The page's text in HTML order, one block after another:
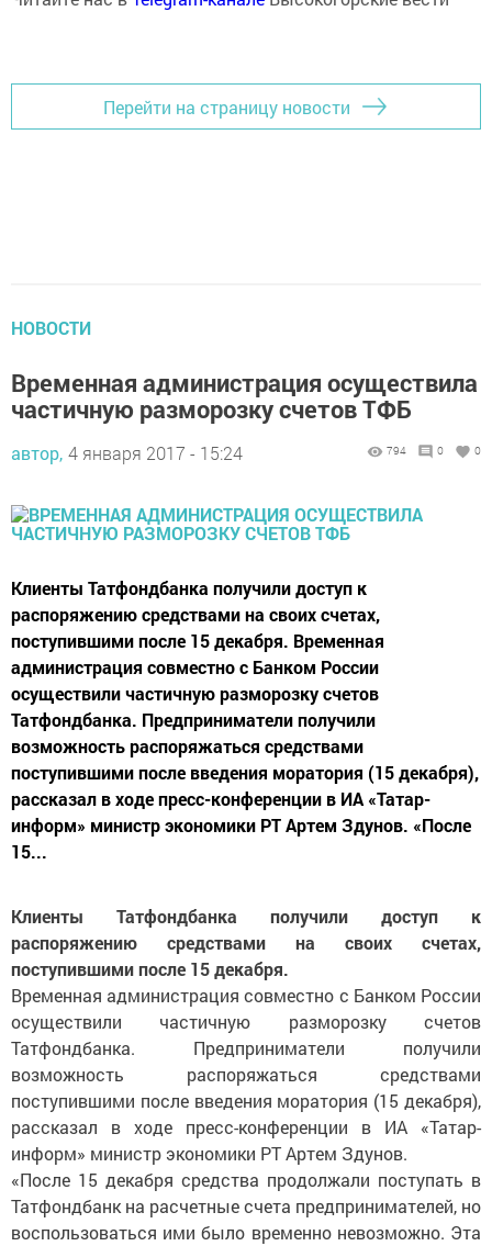
Перейти на страницу новости
НОВОСТИ
Временная администрация осуществила
частичную разморозку счетов ТФБ
автор, 4 января 2017 - 15:24 794 0 0
Клиенты Татфондбанка получили доступ к
распоряжению средствами на своих счетах,
поступившими после 15 декабря. Временная
администрация совместно с Банком России
осуществили частичную разморозку счетов
Татфондбанка. Предприниматели получили
возможность распоряжаться средствами
поступившими после введения моратория (15 декабря),
рассказал в ходе пресс-конференции в ИА «Татар-
информ» министр экономики РТ Артем Здунов. «После
15...
Клиенты Татфондбанка получили доступ к
распоряжению средствами на своих счетах,
поступившими после 15 декабря.
Временная администрация совместно с Банком России
осуществили частичную разморозку счетов
Татфондбанка. Предприниматели получили
возможность распоряжаться средствами
поступившими после введения моратория (15 декабря),
рассказал в ходе пресс-конференции в ИА «Татар-
информ» министр экономики РТ Артем Здунов.
«После 15 декабря средства продолжали поступать в
Татфондбанк на расчетные счета предпринимателей, но
воспользоваться ими было временно невозможно. Эта